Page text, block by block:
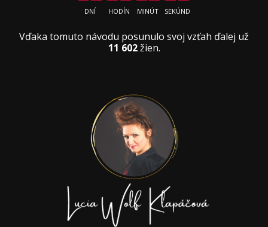
DNÍ HODÍN MINÚT SEKÚND
Vďaka tomuto návodu posunulo svoj vzťah ďalej už
11 602 žien.